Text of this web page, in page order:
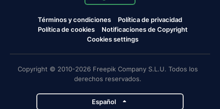
Términos y condiciones
Política de privacidad
Política de cookies
Notificaciones de Copyright
Cookies settings
Copyright © 2010-2026 Freepik Company S.L.U. Todos los
derechos reservados.
Español